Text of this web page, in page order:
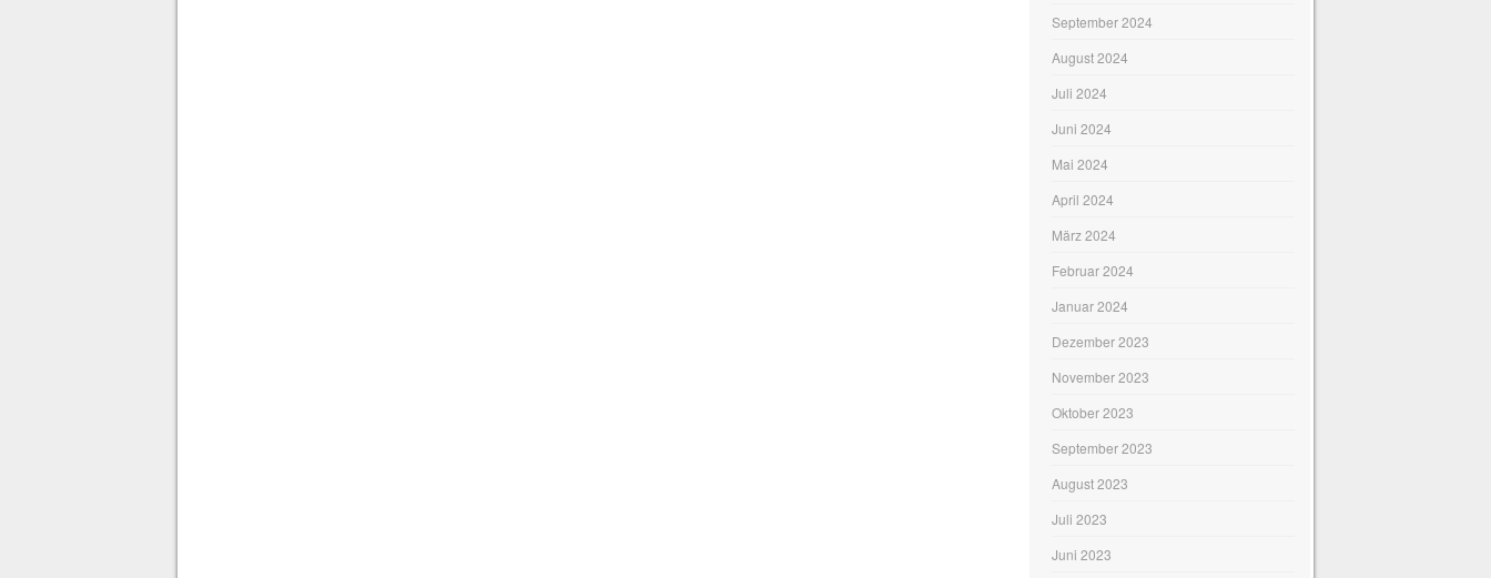
September 2024
August 2024
Juli 2024
Juni 2024
Mai 2024
April 2024
März 2024
Februar 2024
Januar 2024
Dezember 2023
November 2023
Oktober 2023
September 2023
August 2023
Juli 2023
Juni 2023